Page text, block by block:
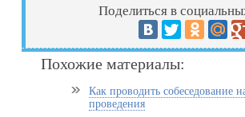
Поделиться в
Похожие материалы:
Как проводить собеседование
проведения